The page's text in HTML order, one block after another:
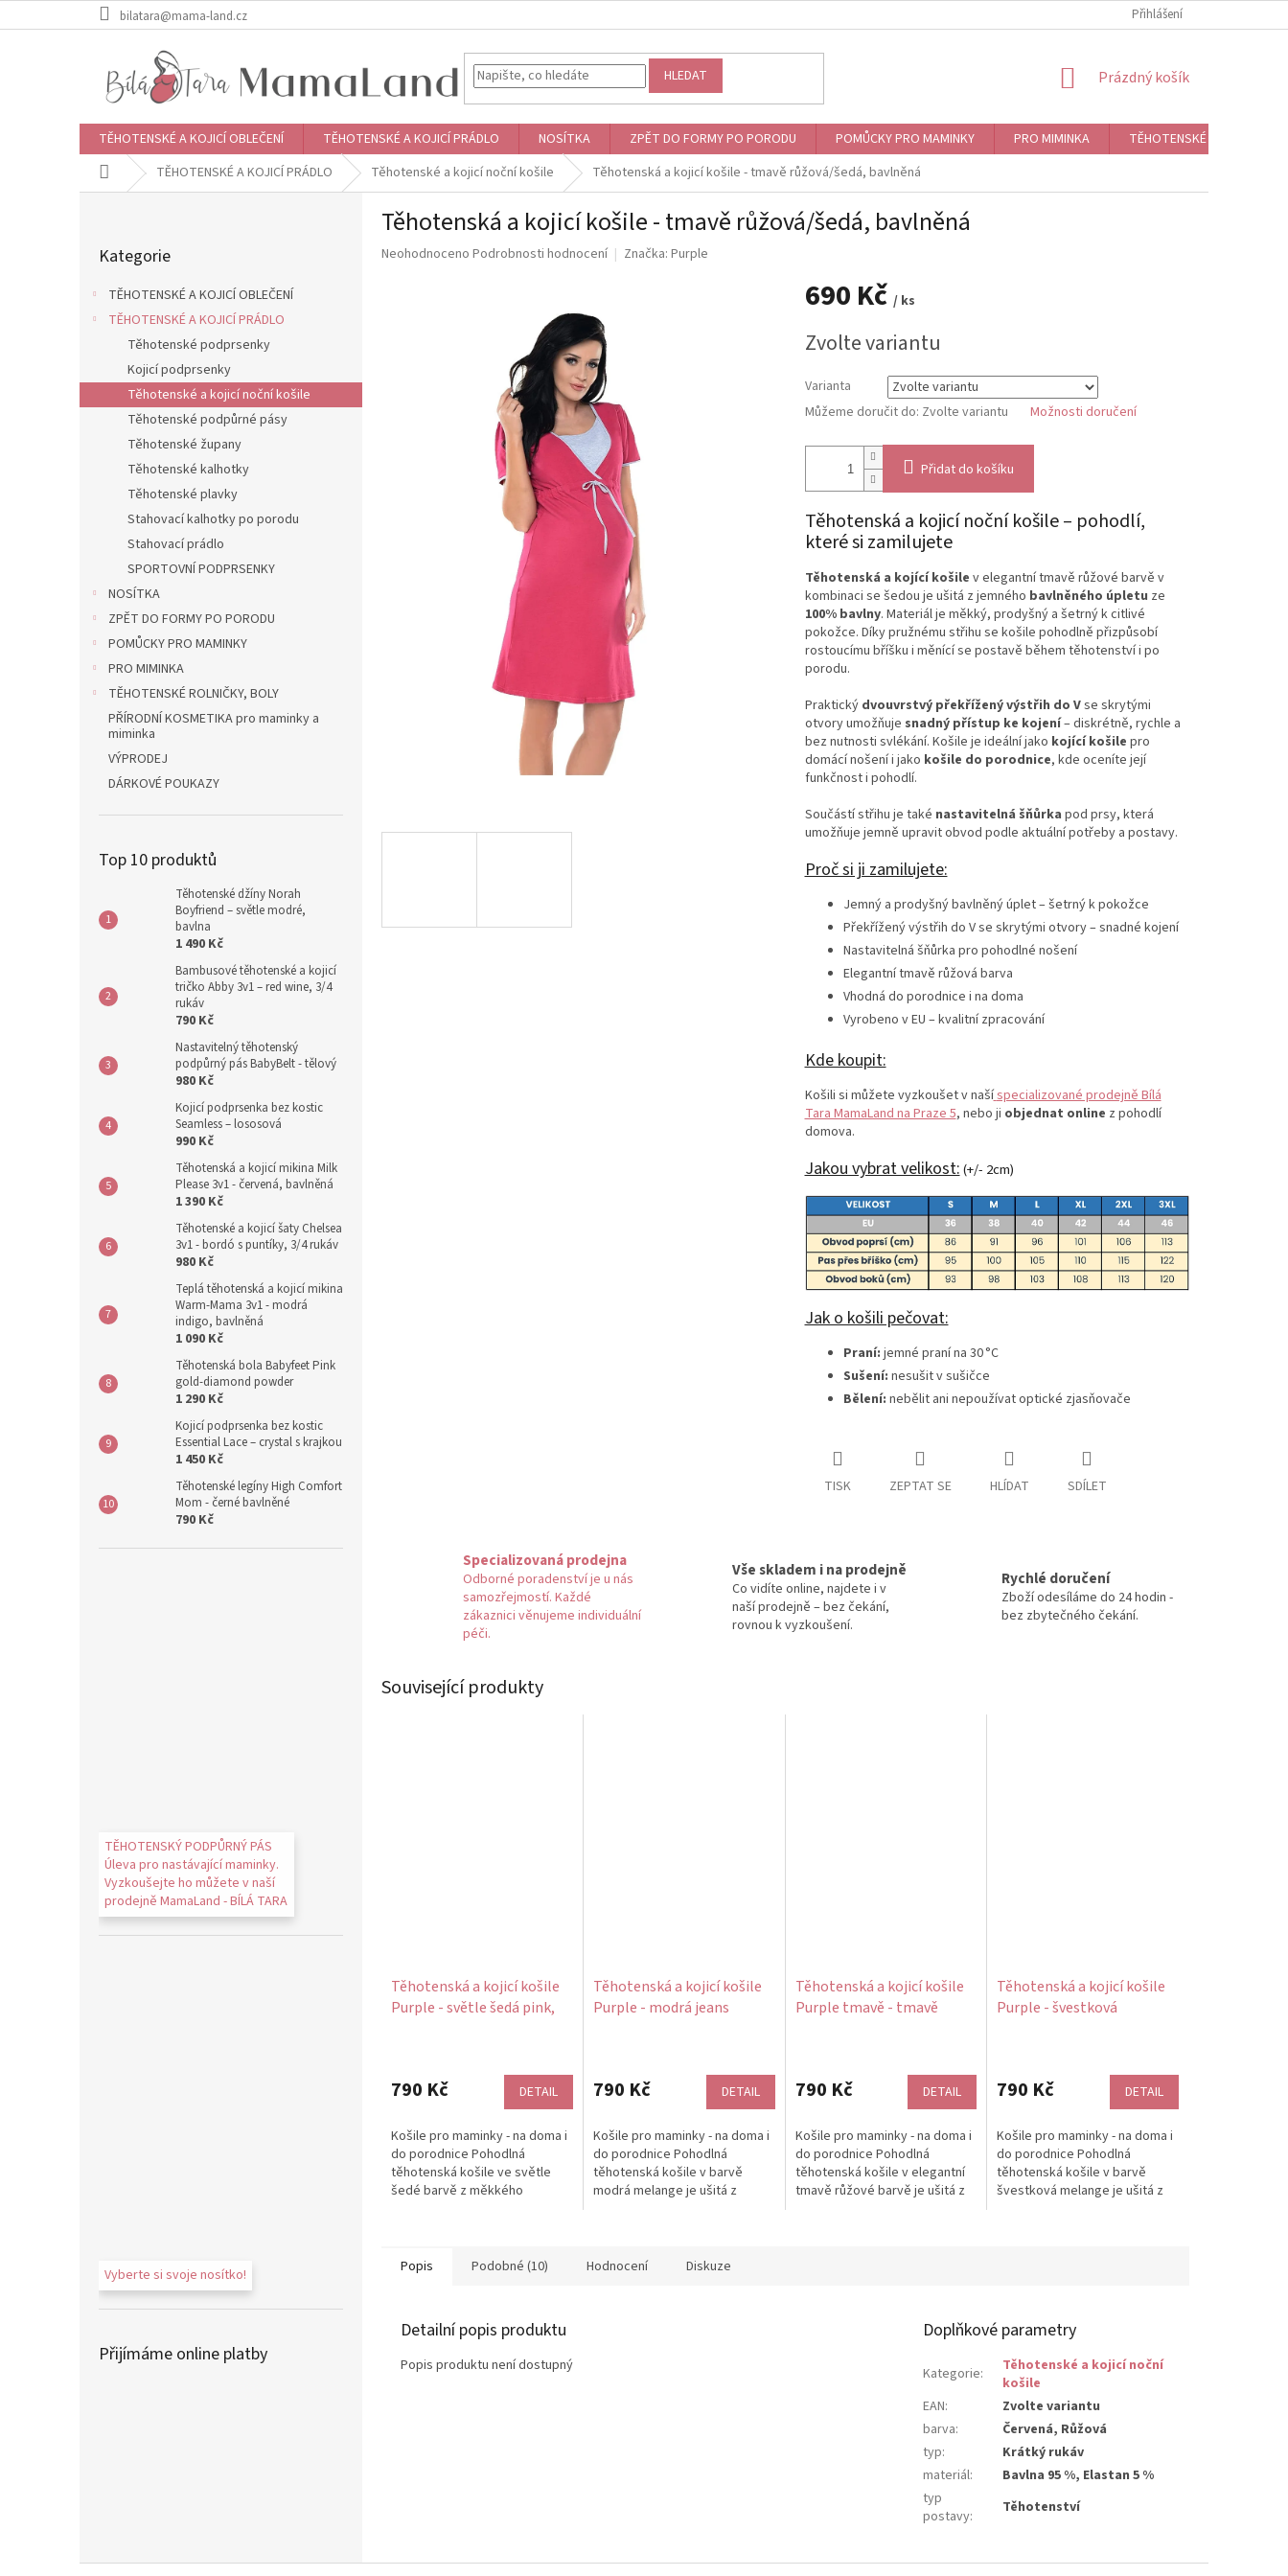
na
bilatara@mama-land.cz Přihlášení
HLEDAT
NÁKUPNÍ
Prázdný košík
TĚHOTENSKÉ A KOJICÍ OBLEČENÍ TĚHOTENSKÉ A KOJICÍ PRÁDLO NOSÍTKA ZPĚT DO FORMY PO PORODU POMŮCKY PRO MAMINKY PRO MIMINKA
TĚHOTENSKÉ ROLNIČKY,
Domů TĚHOTENSKÉ A KOJICÍ PRÁDLO Těhotenské a kojicí noční košile Těhotenská a kojicí košile - tmavě růžová/šedá, bavlněná
a
kategorie
Kategorie
TĚHOTENSKÉ A KOJICÍ OBLEČENÍ
TĚHOTENSKÉ A KOJICÍ PRÁDLO
Těhotenské podprsenky
Kojicí podprsenky
Těhotenské a kojicí noční košile
Těhotenské podpůrné pásy
Těhotenské župany
Těhotenské kalhotky
Těhotenské plavky
Stahovací kalhotky po porodu
Stahovací prádlo
SPORTOVNÍ PODPRSENKY
NOSÍTKA
ZPĚT DO FORMY PO PORODU
POMŮCKY PRO MAMINKY
PRO MIMINKA
TĚHOTENSKÉ ROLNIČKY, BOLY
PŘÍRODNÍ KOSMETIKA pro maminky a
miminka
VÝPRODEJ
DÁRKOVÉ POUKAZY
Top 10 produktů
Těhotenské džíny Norah
Boyfriend – světle modré,
bavlna
1 490 Kč
Bambusové těhotenské a kojicí
tričko Abby 3v1 – red wine, 3/4
rukáv
790 Kč
Nastavitelný těhotenský
podpůrný pás BabyBelt - tělový
980 Kč
Kojicí podprsenka bez kostic
Seamless – lososová
990 Kč
Těhotenská a kojicí mikina Milk
Please 3v1 - červená, bavlněná
1 390 Kč
Těhotenské a kojicí šaty Chelsea
3v1 - bordó s puntíky, 3/4 rukáv
980 Kč
Teplá těhotenská a kojicí mikina
Warm-Mama 3v1 - modrá
indigo, bavlněná
1 090 Kč
Těhotenská bola Babyfeet Pink
gold-diamond powder
1 290 Kč
Kojicí podprsenka bez kostic
Essential Lace – crystal s krajkou
1 450 Kč
Těhotenské legíny High Comfort
Mom - černé bavlněné
790 Kč
TĚHOTENSKÝ PODPŮRNÝ PÁS
Úleva pro nastávající maminky.
Vyzkoušejte ho můžete v naší
prodejně MamaLand - BÍLÁ TARA
Vyberte si svoje nosítko!
Přijímáme online platby
Těhotenská a kojicí košile - tmavě růžová/šedá, bavlněná
Průměrné
Neohodnoceno Podrobnosti hodnocení Značka: Purple
690 Kč / ks
cena:
Zvolte variantu
Varianta
Můžeme doručit do: Zvolte variantu Možnosti doručení
Přidat do košíku
Těhotenská a kojicí noční košile – pohodlí,
které si zamilujete
Těhotenská a kojící košile v elegantní tmavě růžové barvě v
kombinaci se šedou je ušitá z jemného bavlněného úpletu ze
100% bavlny. Materiál je měkký, prodyšný a šetrný k citlivé
pokožce. Díky pružnému střihu se košile pohodlně přizpůsobí
rostoucímu bříšku i měnící se postavě během těhotenství i po
porodu.
Praktický dvouvrstvý překřížený výstřih do Vse skrytými
otvory umožňuje snadný přístup ke kojení– diskrétně, rychle a
bez nutnosti svlékání. Košile je ideální jako kojící košile pro
domácí nošení i jako košile do porodnice, kde oceníte její
funkčnost i pohodlí.
Součástí střihu je také nastavitelná šňůrka pod prsy, která
umožňuje jemně upravit obvod podle aktuální potřeby a postavy.
Proč si ji zamilujete:
Jemný a prodyšný bavlněný úplet – šetrný k pokožce
Překřížený výstřih do V se skrytými otvory – snadné kojení
Nastavitelná šňůrka pro pohodlné nošení
Elegantní tmavě růžová barva
Vhodná do porodnice i na doma
Vyrobeno v EU – kvalitní zpracování
Kde koupit:
Košili si můžete vyzkoušet v našíspecializované prodejně Bílá
Tara MamaLand na Praze 5, nebo ji objednat online z pohodlí
domova.
Jakou vybrat velikost:(+/- 2cm)
Jak o košili pečovat:
Praní: jemné praní na 30 °C
Sušení: nesušit v sušičce
Bělení: nebělit ani nepoužívat optické zjasňovače
TISK ZEPTAT SE HLÍDAT SDÍLET
Specializovaná prodejna
Odborné poradenství je u nás
samozřejmostí. Každé
zákaznici věnujeme individuální
péči.
Vše skladem i na prodejně
Co vidíte online, najdete i v
naší prodejně – bez čekání,
rovnou k vyzkoušení.
Rychlé doručení
Zboží odesíláme do 24 hodin -
bez zbytečného čekání.
Související produkty
Těhotenská a kojicí košile
Purple - světle šedá pink,
790 Kč DETAIL
Košile pro maminky - na doma i
do porodnice Pohodlná
těhotenská košile ve světle
šedé barvě z měkkého
Těhotenská a kojicí košile
Purple - modrá jeans
790 Kč DETAIL
Košile pro maminky - na doma i
do porodnice Pohodlná
těhotenská košile v barvě
modrá melange je ušitá z
Těhotenská a kojicí košile
Purple tmavě - tmavě
produktu
z
5
hvězdiček.
790 Kč DETAIL
Košile pro maminky - na doma i
do porodnice Pohodlná
těhotenská košile v elegantní
tmavě růžové barvě je ušitá z
Těhotenská a kojicí košile
Purple - švestková
produktu
z
5
hvězdiček.
790 Kč DETAIL
Košile pro maminky - na doma i
do porodnice Pohodlná
těhotenská košile v barvě
švestková melange je ušitá z
Popis Podobné (10) Hodnocení Diskuze
Detailní popis produktu
Popis produktu není dostupný
Doplňkové parametry
Kategorie:
Těhotenské a kojicí noční
košile
EAN:
Zvolte variantu
barva:
Červená, Růžová
typ:
Krátký rukáv
materiál:
Bavlna 95 %, Elastan 5 %
typ
postavy: Těhotenství